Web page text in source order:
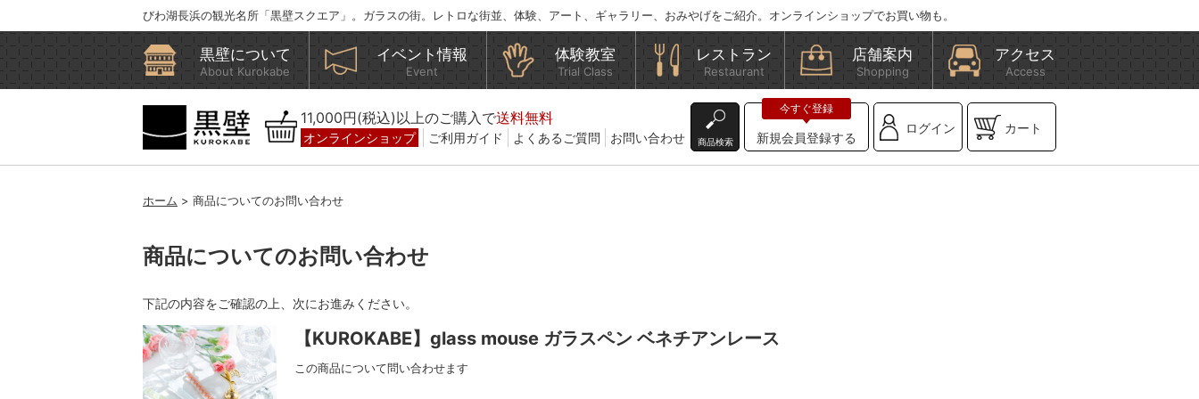
びわ湖長浜の観光名所「黒壁スクエア」。ガラスの街。レトロな街並、体験、アート、ギャラリー、おみやげをご紹介。オンラインショップでお買い物も。
黒壁について
About Kurokabe
イベント情報
Event
体験教室
Trial Class
レストラン
Restaurant
店舗案内
Shopping
アクセス
Access
11,000円(税込)以上のご購入で送料無料
オンラインショップ ご利用ガイド よくあるご質問 お問い合わせ 商品検索 新規会員登録する
ログイン カート
ホーム > 商品についてのお問い合わせ
商品についてのお問い合わせ
下記の内容をご確認の上、次にお進みください。
【KUROKABE】glass mouse ガラスペン ベネチアンレース
この商品について問い合わせます